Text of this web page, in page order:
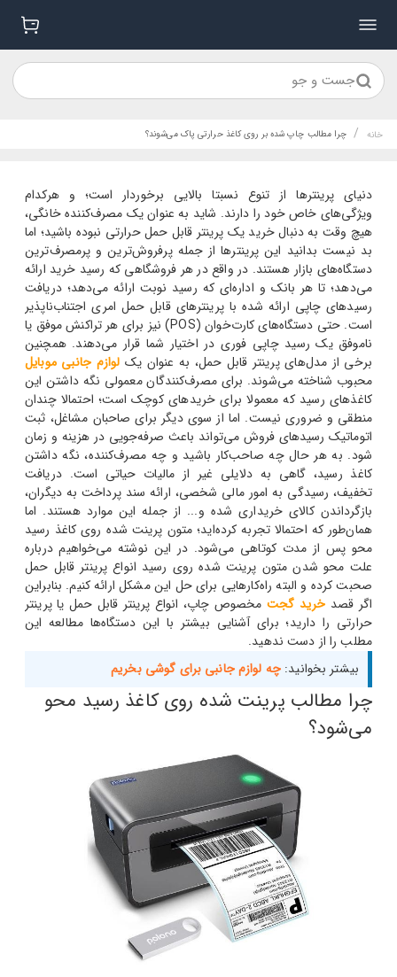
جست و جو
خانه / چرا مطالب چاپ شده بر روی کاغذ حرارتی پاک می‌شوند؟
دنیای پرینترها از تنوع نسبتا بالایی برخوردار است؛ و هرکدام
ویژگی‌های خاص خود را دارند. شاید به عنوان یک مصرف‌کننده خانگی،
هیچ وقت به دنبال خرید یک پرینتر قابل حمل حرارتی نبوده باشید؛ اما
بد نیست بدانید این پرینترها از جمله پرفروش‌ترین و پرمصرف‌ترین
دستگاه‌های بازار هستند. در واقع در هر فروشگاهی که رسید خرید ارائه
می‌دهد؛ تا هر بانک و اداره‌ای که رسید نوبت ارائه می‌دهد؛ دریافت
رسیدهای چاپی ارائه شده با پرینترهای قابل حمل امری اجتناب‌ناپذیر
است. حتی دستگاه‌های کارت‌خوان (POS) نیز برای هر تراکنش موفق یا
ناموفق یک رسید چاپی فوری در اختیار شما قرار می‌دهند. همچنین
برخی از مدل‌های پرینتر قابل حمل، به عنوان یک لوازم جانبی موبایل
محبوب شناخته می‌شوند. برای مصرف‌کنندگان معمولی نگه داشتن این
کاغذهای رسید که معمولا برای خریدهای کوچک است؛ احتمالا چندان
منطقی و ضروری نیست. اما از سوی دیگر برای صاحبان مشاغل، ثبت
اتوماتیک رسیدهای فروش می‌تواند باعث صرفه‌جویی در هزینه و زمان
شود. به هر حال چه صاحب‌کار باشید و چه مصرف‌کننده، نگه داشتن
کاغذ رسید، گاهی به دلایلی غیر از مالیات حیاتی است. دریافت
تخفیف، رسیدگی به امور مالی شخصی، ارائه سند پرداخت به دیگران،
بازگرداندن کالای خریداری شده و... از جمله این موارد هستند. اما
همان‌طور که احتمالا تجربه کرده‌اید؛ متون پرینت شده روی کاغذ رسید
محو پس از مدت کوتاهی می‌شود. در این نوشته می‌خواهیم درباره
علت محو شدن متون پرینت شده روی رسید انواع پرینتر قابل حمل
صحبت کرده و البته راه‌کارهایی برای حل این مشکل ارائه کنیم. بنابراین
اگر قصد خرید گجت مخصوص چاپ، انواع پرینتر قابل حمل یا پرینتر
حرارتی را دارید؛ برای آشنایی بیشتر با این دستگاه‌ها مطالعه این
مطلب را از دست ندهید.
بیشتر بخوانید: چه لوازم جانبی برای گوشی بخریم
چرا مطالب پرینت شده روی کاغذ رسید محو
می‌شود؟